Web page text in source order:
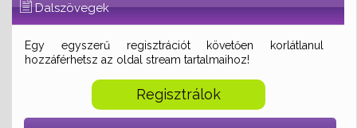
Dalszövegek
Egy egyszerű regisztrációt követően korlátlanul
hozzáférhetsz az oldal stream tartalmaihoz!
Regisztrálok